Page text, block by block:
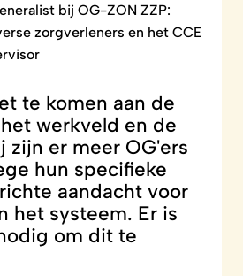
bij OG-ZON ZZP:
zorgverleners en het CCE
te komen aan de
werkveld en de
zijn er meer OG'ers
hun specifieke
aandacht voor
het systeem. Er is
om dit te